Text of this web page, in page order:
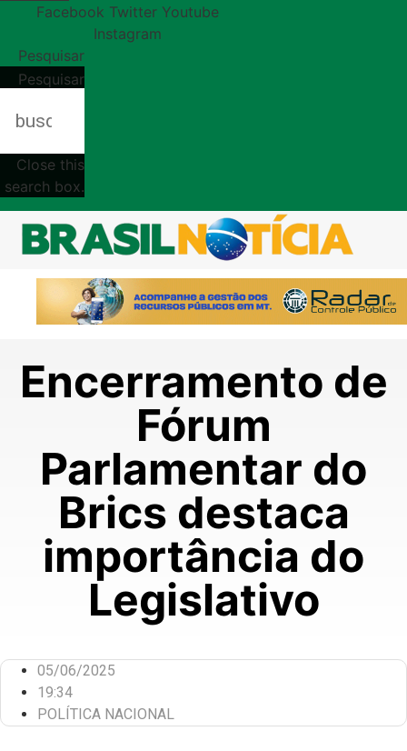
Facebook Twitter Youtube
Instagram
Pesquisar
Pesquisar
Close this
search box.
Encerramento de
Fórum
Parlamentar do
Brics destaca
importância do
Legislativo
05/06/2025
19:34
POLÍTICA NACIONAL